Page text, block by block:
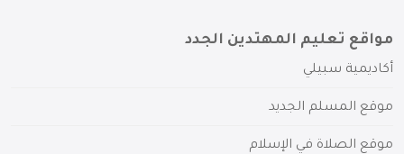
مواقع تعليم المهتدين الجدد
أكاديمية سبيلي
موقع المسلم الجديد
موقع الصلاة في الإسلام